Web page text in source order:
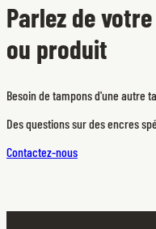
Parlez de
ou produit
Besoin de tampons d'une autre
Des questions sur des encres
Contactez-nous